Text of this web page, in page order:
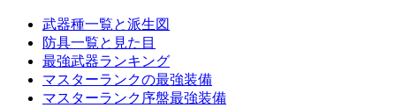
武器種一覧と派生図
防具一覧と見た目
最強武器ランキング
マスターランクの最強装備
マスターランク序盤最強装備